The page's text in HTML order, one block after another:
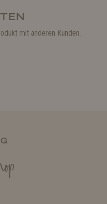
mit anderen Kunden.